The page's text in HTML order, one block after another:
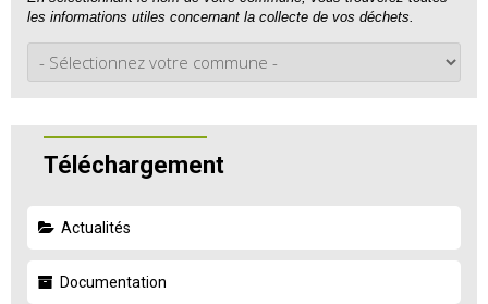
les informations utiles concernant la collecte de vos déchets.
Téléchargement
Actualités
Documentation